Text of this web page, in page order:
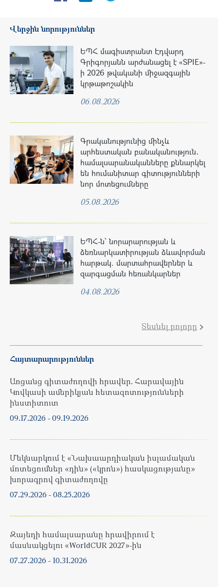
Վերջին նորություններ
ԵՊՀ մագիստրանտ Էդվարդ
Գրիգորյանն արժանացել է «SPIE»-
ի 2026 թվականի միջազգային
կրթաթոշակին
06.08.2026
Գրականությունից մինչև
արհեստական բանականություն․
համալսարանականները քննարկել
են հումանիտար գիտությունների
նոր մոտեցումները
05.08.2026
ԵՊՀ-ն՝ նորարարության և
ձեռնարկատիրության ձևավորման
հարթակ. մարտահրավերներ և
զարգացման հեռանկարներ
04.08.2026
Տեսնել բոլորը
Հայտարարություններ
Առցանց գիտաժողովի հրավեր. Հարավային
Կովկասի ամերիկյան հետազոտությունների
ինստիտուտ
09.17.2026 -09.19.2026
Մեկնարկում է «Նախաարդիական իսլամական
մոտեցումներ «դին» («կրոն») հասկացությանը»
խորագրով գիտաժողովը
07.29.2026 -08.25.2026
Զայեդի համալսարանը հրավիրում է
մասնակցելու «WorldCUR 2027»-ին
07.27.2026 - 10.31.2026